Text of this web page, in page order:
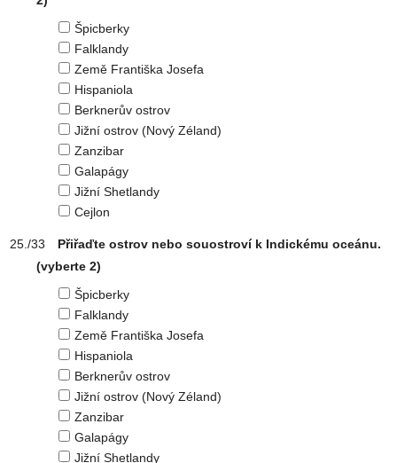
Špicberky
Falklandy
Země Františka Josefa
Hispaniola
Berknerův ostrov
Jižní ostrov (Nový Zéland)
Zanzibar
Galapágy
Jižní Shetlandy
Cejlon
Přiřaďte ostrov nebo souostroví k Indickému oceánu.
(vyberte 2)
Špicberky
Falklandy
Země Františka Josefa
Hispaniola
Berknerův ostrov
Jižní ostrov (Nový Zéland)
Zanzibar
Galapágy
Jižní Shetlandy